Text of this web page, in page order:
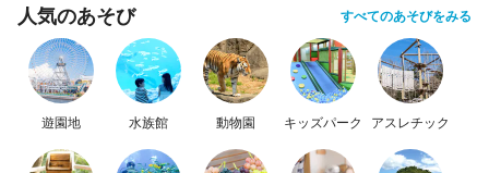
人気のあそび すべてのあそびをみる
遊園地 水族館 動物園 キッズパーク アスレチック